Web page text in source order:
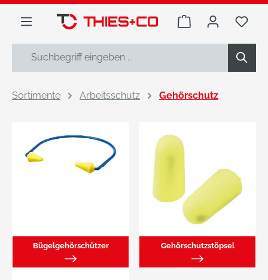
springen
Warenkorb Du
Sortimente Arbeitsschutz Gehörschutz
Bügelgehörschützer Gehörschutzstöpsel